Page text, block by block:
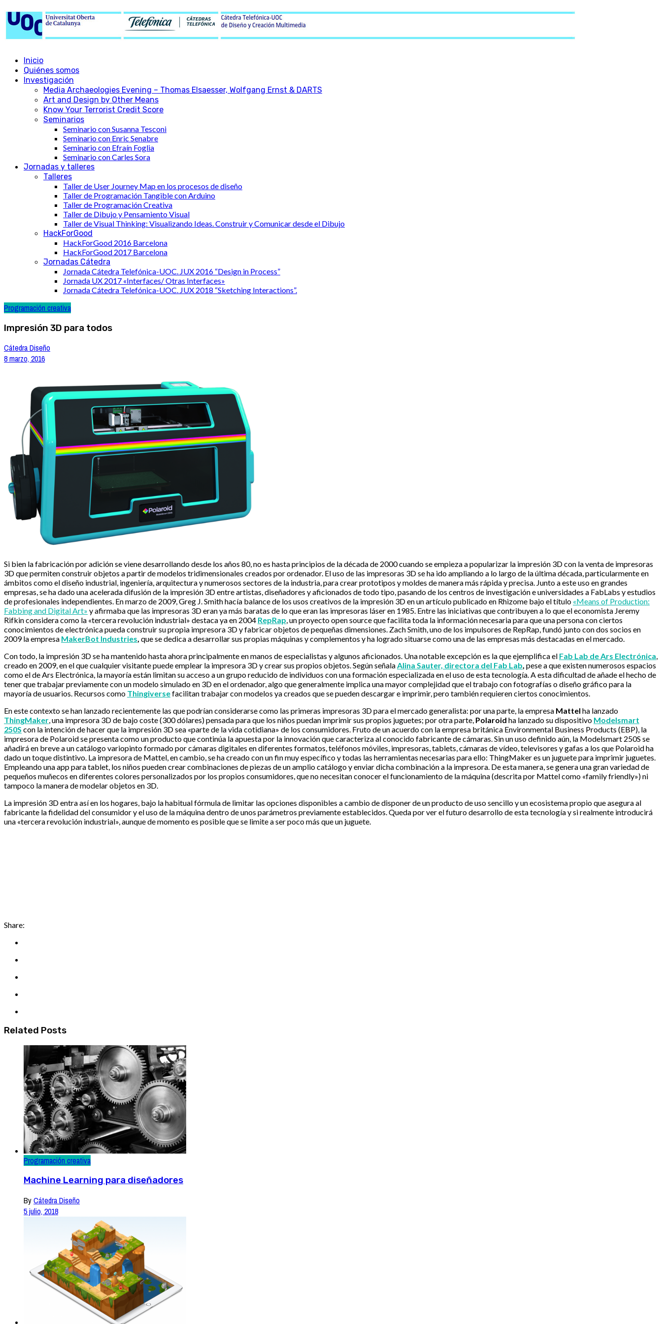
Inicio
Quiénes somos
Investigación
Media Archaeologies Evening – Thomas Elsaesser, Wolfgang Ernst & DARTS
Art and Design by Other Means
Know Your Terrorist Credit Score
Seminarios
Seminario con Susanna Tesconi
Seminario con Enric Senabre
Seminario con Efraín Foglia
Seminario con Carles Sora
Jornadas y talleres
Talleres
Taller de User Journey Map en los procesos de diseño
Taller de Programación Tangible con Arduino
Taller de Programación Creativa
Taller de Dibujo y Pensamiento Visual
Taller de Visual Thinking: Visualizando Ideas. Construir y Comunicar desde el Dibujo
HackForGood
HackForGood 2016 Barcelona
HackForGood 2017 Barcelona
Jornadas Cátedra
Jornada Cátedra Telefónica-UOC. JUX 2016 “Design in Process”
Jornada UX 2017 «Interfaces/ Otras Interfaces»
Jornada Cátedra Telefónica-UOC. JUX 2018 “Sketching Interactions”.
Programación creativa
Impresión 3D para todos
Cátedra Diseño
8 marzo, 2016
Si bien la fabricación por adición se viene desarrollando desde los años 80, no es hasta principios de la década de 2000 cuando se empieza a popularizar la impresión 3D con la venta de impresoras
3D que permiten construir objetos a partir de modelos tridimensionales creados por ordenador. El uso de las impresoras 3D se ha ido ampliando a lo largo de la última década, particularmente en
ámbitos como el diseño industrial, ingeniería, arquitectura y numerosos sectores de la industria, para crear prototipos y moldes de manera más rápida y precisa. Junto a este uso en grandes
empresas, se ha dado una acelerada difusión de la impresión 3D entre artistas, diseñadores y aficionados de todo tipo, pasando de los centros de investigación e universidades a FabLabs y estudios
de profesionales independientes. En marzo de 2009, Greg J. Smith hacía balance de los usos creativos de la impresión 3D en un artículo publicado en Rhizome bajo el título «Means of Production:
Fabbing and Digital Art» y afirmaba que las impresoras 3D eran ya más baratas de lo que eran las impresoras láser en 1985. Entre las iniciativas que contribuyen a lo que el economista Jeremy
Rifkin considera como la «tercera revolución industrial» destaca ya en 2004 RepRap, un proyecto open source que facilita toda la información necesaria para que una persona con ciertos
conocimientos de electrónica pueda construir su propia impresora 3D y fabricar objetos de pequeñas dimensiones. Zach Smith, uno de los impulsores de RepRap, fundó junto con dos socios en
2009 la empresa MakerBot Industries, que se dedica a desarrollar sus propias máquinas y complementos y ha logrado situarse como una de las empresas más destacadas en el mercado.
Con todo, la impresión 3D se ha mantenido hasta ahora principalmente en manos de especialistas y algunos aficionados. Una notable excepción es la que ejemplifica el Fab Lab de Ars Electrónica,
creado en 2009, en el que cualquier visitante puede emplear la impresora 3D y crear sus propios objetos. Según señalaAlina Sauter, directora del Fab Lab, pese a que existen numerosos espacios
como el de Ars Electrónica, la mayoría están limitan su acceso a un grupo reducido de individuos con una formación especializada en el uso de esta tecnología. A esta dificultad de añade el hecho de
tener que trabajar previamente con un modelo simulado en 3D en el ordenador, algo que generalmente implica una mayor complejidad que el trabajo con fotografías o diseño gráfico para la
mayoría de usuarios. Recursos como Thingiversefacilitan trabajar con modelos ya creados que se pueden descargar e imprimir, pero también requieren ciertos conocimientos.
En este contexto se han lanzado recientemente las que podrían considerarse como las primeras impresoras 3D para el mercado generalista: por una parte, la empresa Mattel ha lanzado
ThingMaker, una impresora 3D de bajo coste (300 dólares) pensada para que los niños puedan imprimir sus propios juguetes; por otra parte, Polaroid ha lanzado su dispositivo Modelsmart
250S con la intención de hacer que la impresión 3D sea «parte de la vida cotidiana» de los consumidores. Fruto de un acuerdo con la empresa británica Environmental Business Products (EBP), la
impresora de Polaroid se presenta como un producto que continúa la apuesta por la innovación que caracteriza al conocido fabricante de cámaras. Sin un uso definido aún, la Modelsmart 250S se
añadirá en breve a un catálogo variopinto formado por cámaras digitales en diferentes formatos, teléfonos móviles, impresoras, tablets, cámaras de vídeo, televisores y gafas a los que Polaroid ha
dado un toque distintivo. La impresora de Mattel, en cambio, se ha creado con un fin muy específico y todas las herramientas necesarias para ello: ThingMaker es un juguete para imprimir juguetes.
Empleando una app para tablet, los niños pueden crear combinaciones de piezas de un amplio catálogo y enviar dicha combinación a la impresora. De esta manera, se genera una gran variedad de
pequeños muñecos en diferentes colores personalizados por los propios consumidores, que no necesitan conocer el funcionamiento de la máquina (descrita por Mattel como «family friendly») ni
tampoco la manera de modelar objetos en 3D.
La impresión 3D entra así en los hogares, bajo la habitual fórmula de limitar las opciones disponibles a cambio de disponer de un producto de uso sencillo y un ecosistema propio que asegura al
fabricante la fidelidad del consumidor y el uso de la máquina dentro de unos parámetros previamente establecidos. Queda por ver el futuro desarrollo de esta tecnología y si realmente introducirá
una «tercera revolución industrial», aunque de momento es posible que se limite a ser poco más que un juguete.
Share:
Related Posts
Programación creativa
Machine Learning para diseñadores
ByCátedra Diseño
5 julio, 2018